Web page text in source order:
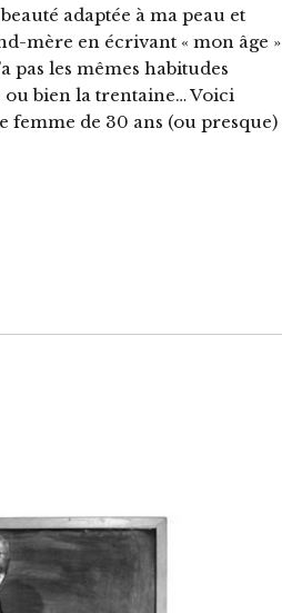
adaptée à ma peau et
mère en écrivant « mon âge »
pas les mêmes habitudes
ou bien la trentaine… Voici
de 30 ans (ou presque)